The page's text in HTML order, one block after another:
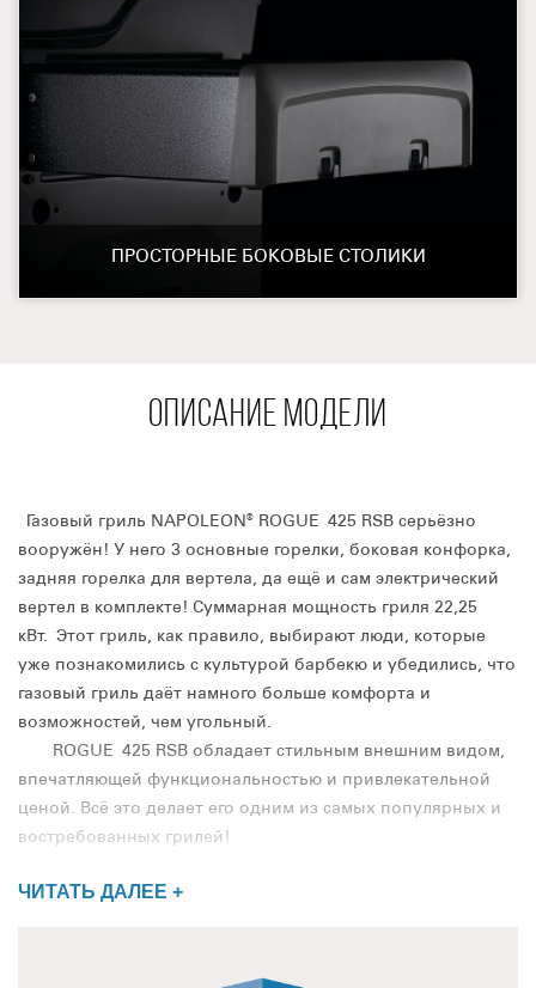
ПРОСТОРНЫЕ БОКОВЫЕ СТОЛИКИ
ОПИСАНИЕ МОДЕЛИ
Газовый гриль NAPOLEON® ROGUE 425 RSB серьёзно
вооружён! У него 3 основные горелки, боковая конфорка,
задняя горелка для вертела, да ещё и сам электрический
вертел в комплекте! Суммарная мощность гриля 22,25
кВт. Этот гриль, как правило, выбирают люди, которые
уже познакомились с культурой барбекю и убедились, что
газовый гриль даёт намного больше комфорта и
возможностей, чем угольный.
ROGUE 425 RSB обладает стильным внешним видом,
впечатляющей функциональностью и привлекательной
ценой. Всё это делает его одним из самых популярных и
востребованных грилей!
Высота гриля с закрытой крышкой составляет 123 см.,
гриля при открытой крышке находится на отметке 160
ЧИТАТЬ ДАЛЕЕ +